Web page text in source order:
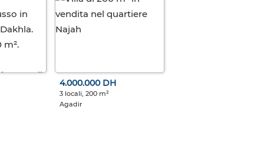
4.000.000 DH
3 locali, 200 m²
Agadir